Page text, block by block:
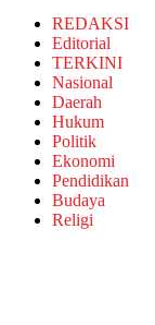
REDAKSI
Editorial
TERKINI
Nasional
Daerah
Hukum
Politik
Ekonomi
Pendidikan
Budaya
Religi